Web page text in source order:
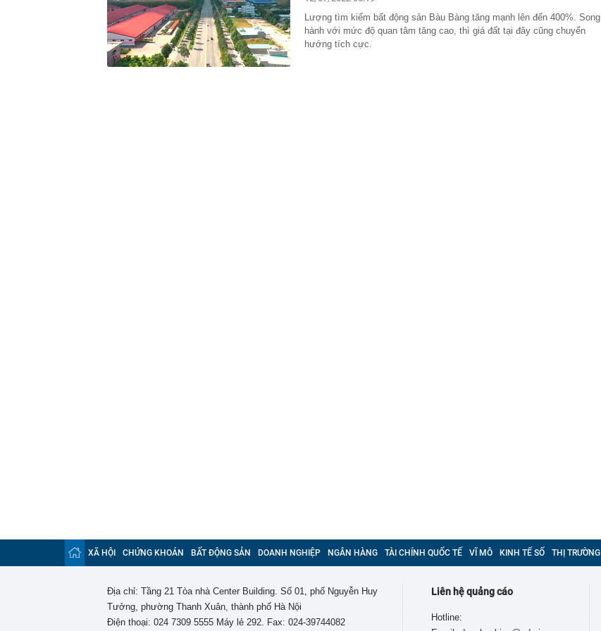
00:01
VNPT nắm giữ lượng tiền hơn 62.000 tỷ đồng, lớn hơn cả Vinhomes,
Viettel Global
00:01
Nắm trong tay Điện Máy Xanh, Bách Hóa Xanh, An Khang, vốn hóa
MWG chỉ ngang DMX
00:01
Khám xét ngôi nhà cổ, phát hiện 'kho báu' gồm 1.000 đồng tiền vàng và
Lượng tìm kiếm bất động sản Bàu Bàng tăng mạnh lên đến 400%. Song
hành với mức độ quan tâm tăng cao, thì giá đất tại đây cũng chuyển
hướng tích cực.
XÃ HỘI CHỨNG KHOÁN BẤT ĐỘNG SẢN DOANH NGHIỆP NGÂN HÀNG TÀI CHÍNH QUỐC TẾ VĨ MÔ KINH TẾ SỐ THỊ TRƯỜNG
Địa chỉ: Tầng 21 Tòa nhà Center Building. Số 01, phố Nguyễn Huy
Tưởng, phường Thanh Xuân, thành phố Hà Nội
Điện thoại: 024 7309 5555 Máy lẻ 292. Fax: 024-39744082
Liên hệ quảng cáo
Hotline: